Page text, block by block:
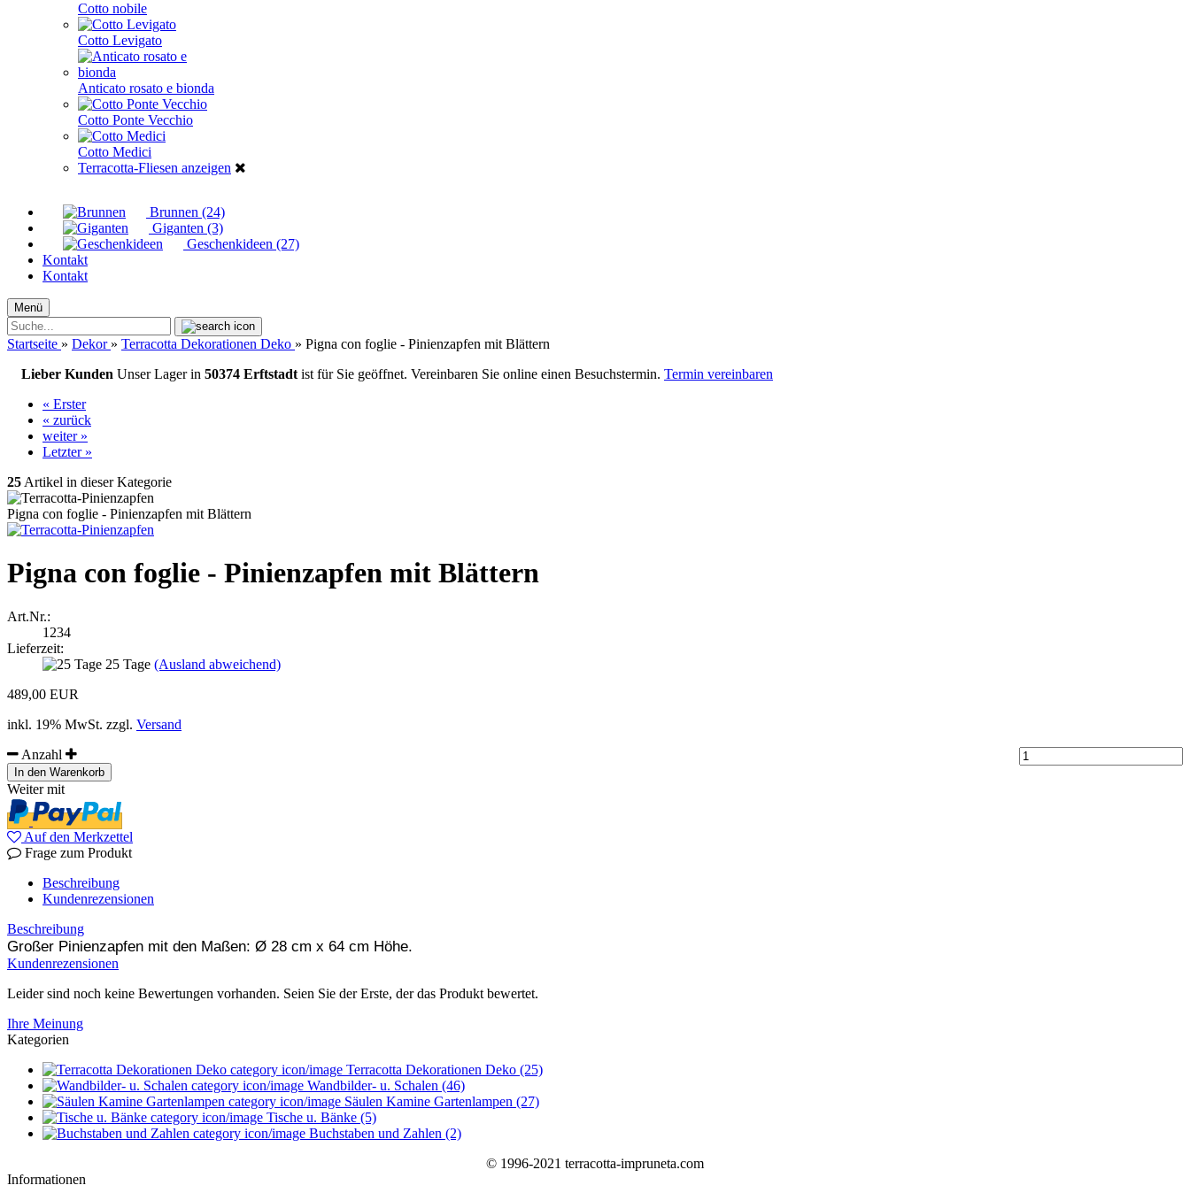
Cotto nobile
Cotto Levigato
Anticato rosato e bionda
Cotto Ponte Vecchio
Cotto Medici
Terracotta-Fliesen anzeigen
Brunnen (24)
Giganten (3)
Geschenkideen (27)
Kontakt
Kontakt
Menü
Suche...
Startseite » Dekor » Terracotta Dekorationen Deko » Pigna con foglie - Pinienzapfen mit Blättern
Lieber Kunden Unser Lager in 50374 Erftstadt ist für Sie geöffnet. Vereinbaren Sie online einen Besuchstermin. Termin vereinbaren
« Erster
« zurück
weiter »
Letzter »
25 Artikel in dieser Kategorie
Pigna con foglie - Pinienzapfen mit Blättern
Pigna con foglie - Pinienzapfen mit Blättern
Art.Nr.:
1234
Lieferzeit:
25 Tage (Ausland abweichend)
489,00 EUR
inkl. 19% MwSt. zzgl. Versand
Anzahl
Weiter mit
Auf den Merkzettel
Frage zum Produkt
Beschreibung
Kundenrezensionen
Beschreibung
Großer Pinienzapfen mit den Maßen: Ø 28 cm x 64 cm Höhe.
Kundenrezensionen
Leider sind noch keine Bewertungen vorhanden. Seien Sie der Erste, der das Produkt bewertet.
Ihre Meinung
Kategorien
Terracotta Dekorationen Deko (25)
Wandbilder- u. Schalen (46)
Säulen Kamine Gartenlampen (27)
Tische u. Bänke (5)
Buchstaben und Zahlen (2)
© 1996-2021 terracotta-impruneta.com
Informationen